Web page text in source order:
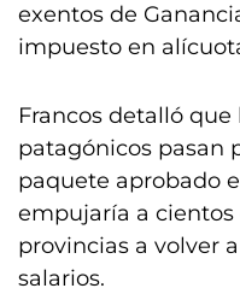
exentos de
impuesto en
Francos detalló
patagónicos pasan
paquete aprobado
empujaría a cientos
provincias a volver
salarios.